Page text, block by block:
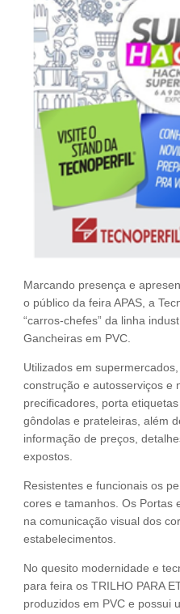
Fale Conosco
NOSSAS ASSOCIADAS
SEJA UM ASSOCIADO
VAGAS
Marcando presença e
o público da feira APAS, a
“carros-chefes” da linha
Gancheiras em PVC.
Utilizados em
construção e autosserviços e
precificadores, porta
gôndolas e prateleiras, além
informação de preços,
expostos.
Resistentes e funcionais os
cores e tamanhos. Os Portas
na comunicação visual dos
estabelecimentos.
No quesito modernidade e
para feira os TRILHO PARA
produzidos em PVC e possui